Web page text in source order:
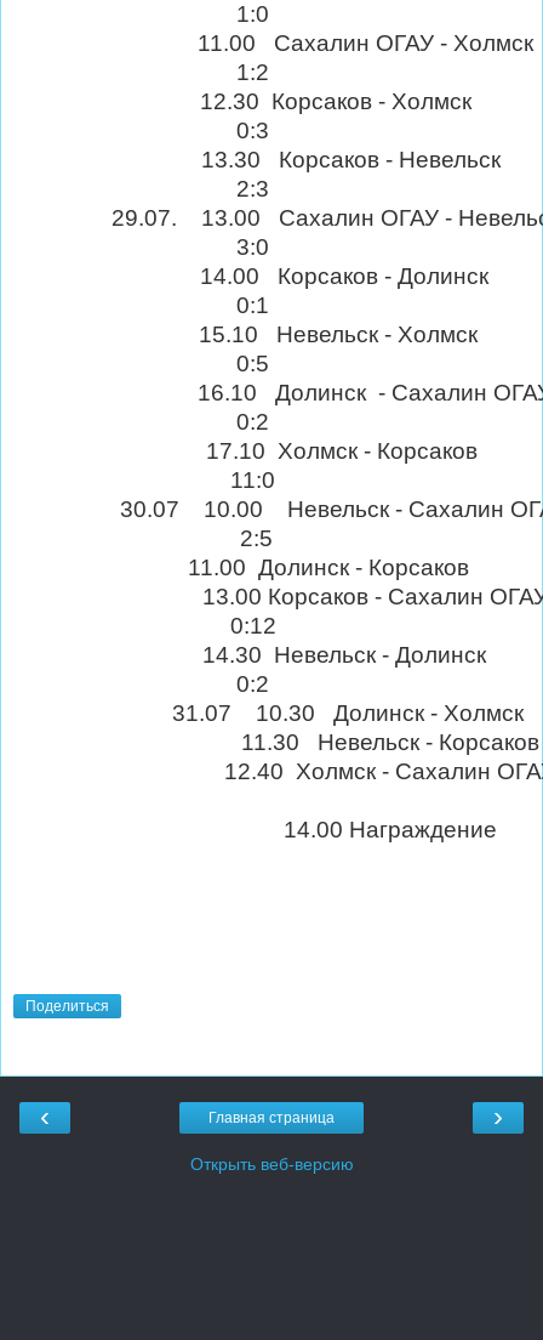
1:0
Сахалин ОГАУ -
1:2
Корсаков -
0:3
Корсаков -
2:3
13.00 Сахалин ОГАУ -
3:0
Корсаков -
0:1
Невельск -
0:5
Долинск - Сахалин
0:2
Холмск -
11:0
10.00 Невельск - Сахалин
2:5
Долинск - Корсаков
Корсаков - Сахалин
0:12
Невельск -
0:2
31.07 10.30 Долинск - Холмск
11.30 Невельск - Корсаков
12.40 Холмск - Сахалин
14.00 Награждение
Поделиться
‹ ›
Главная страница
Открыть веб-версию